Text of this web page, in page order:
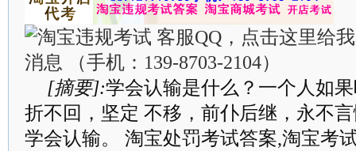
[摘要]:学会认输是什么？一个人如
折不回，坚定 不移，前仆后继，永不
学会认输。 淘宝处罚考试答案,淘宝考